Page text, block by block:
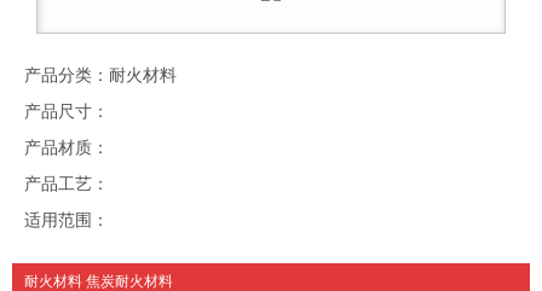
产品分类：耐火材料
产品尺寸：
产品材质：
产品工艺：
适用范围：
耐火材料 焦炭耐火材料